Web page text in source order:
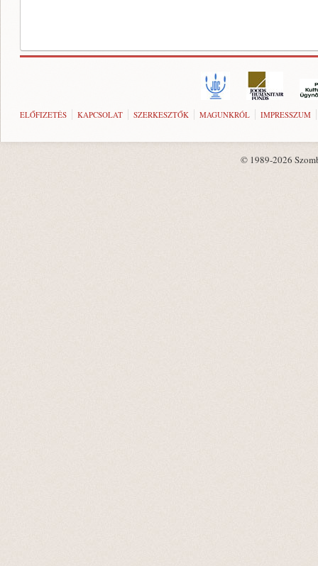
ELŐFIZETÉS KAPCSOLAT SZERKESZTŐK MAGUNKRÓL IMPRESSZUM
© 1989-2026